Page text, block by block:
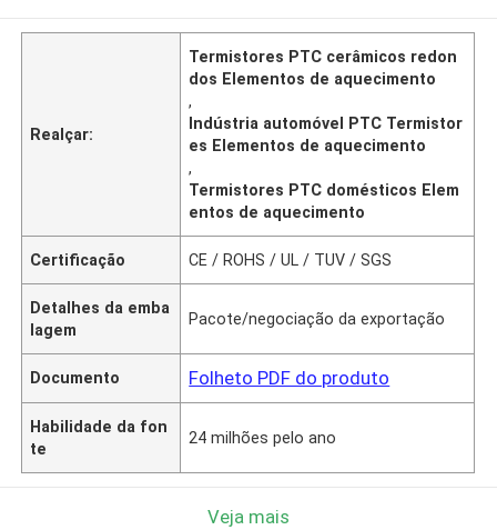
Realçar:
Termistores PTC cerâmicos redon
dos Elementos de aquecimento
,
Indústria automóvel PTC Termistor
es Elementos de aquecimento
,
Termistores PTC domésticos Elem
entos de aquecimento
Certificação CE / ROHS / UL / TUV / SGS
Detalhes da emba
lagem
Pacote/negociação da exportação
Documento Folheto PDF do produto
Habilidade da fon
te
24 milhões pelo ano
Veja mais